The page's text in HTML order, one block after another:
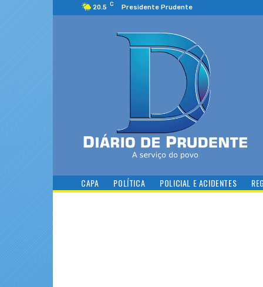
20.5 C Presidente Prudente
CAPA POLÍTICA POLICIAL E ACIDENTES